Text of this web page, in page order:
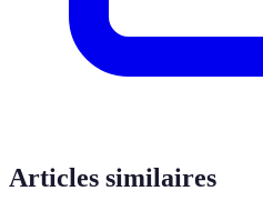
Articles similaires